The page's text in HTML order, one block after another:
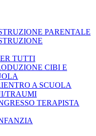
PARENTALE
TUTTI
CIBI E
A SCUOLA
TRAUMI
TERAPISTA